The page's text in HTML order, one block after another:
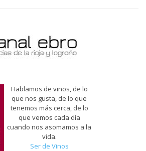
Hablamos de vinos, de lo
que nos gusta, de lo que
tenemos más cerca, de lo
que vemos cada día
cuando nos asomamos a la
vida.
Ser de Vinos